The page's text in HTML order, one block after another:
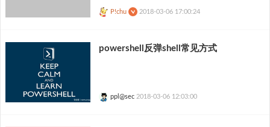
P!chu 2018-03-06 17:00:24
powershell反弹shell常见方式
ppl@sec 2018-03-06 12:03:00